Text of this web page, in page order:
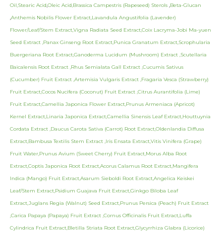
Oil,Stearic Acid,Oleic Acid,Brassica Campestris (Rapeseed) Sterols ,Beta-Glucan
,Anthemis Nobilis Flower Extract,Lavandula Angustifolia (Lavender)
Flower/Leaf/Stem Extract,Vigna Radiata Seed Extract,Coix Lacryma-Jobi Ma-yuen
Seed Extract ,Panax Ginseng Root Extract,Punica Granatum Extract,Scrophularia
Buergeriana Root Extract,Ganoderma Lucidum (Mushroom) Extract ,Scutellaria
Baicalensis Root Extract ,Rhus Semialata Gall Extract ,Cucumis Sativus
(Cucumber) Fruit Extract ,Artemisia Vulgaris Extract ,Fragaria Vesca (Strawberry)
Fruit Extract,Cocos Nucifera (Coconut) Fruit Extract ,Citrus Aurantifolia (Lime)
Fruit Extract,Camellia Japonica Flower Extract,Prunus Armeniaca (Apricot)
Kernel Extract,Linaria Japonica Extract,Camellia Sinensis Leaf Extract,Houttuynia
Cordata Extract ,Daucus Carota Sativa (Carrot) Root Extract,Oldenlandia Diffusa
Extract,Bambusa Textilis Stem Extract ,Iris Ensata Extract,Vitis Vinifera (Grape)
Fruit Water,Prunus Avium (Sweet Cherry) Fruit Extract,Morus Alba Root
Extract,Coptis Japonica Root Extract,Acorus Calamus Root Extract,Mangifera
Indica (Mango) Fruit Extract,Asarum Sieboldi Root Extract,Angelica Keiskei
Leaf/Stem Extract,Psidium Guajava Fruit Extract,Ginkgo Biloba Leaf
Extract,Juglans Regia (Walnut) Seed Extract,Prunus Persica (Peach) Fruit Extract
,Carica Papaya (Papaya) Fruit Extract ,Cornus Officinalis Fruit Extract,Luffa
Cylindrica Fruit Extract,Bletilla Striata Root Extract,Glycyrrhiza Glabra (Licorice)